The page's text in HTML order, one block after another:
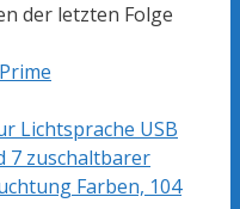
der letzten Folge
Lichtsprache USB
7 zuschaltbarer
Farben, 104